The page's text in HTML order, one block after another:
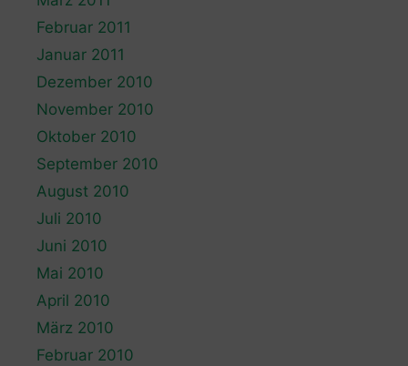
Februar 2011
Januar 2011
Dezember 2010
November 2010
Oktober 2010
September 2010
August 2010
Juli 2010
Juni 2010
Mai 2010
April 2010
März 2010
Februar 2010